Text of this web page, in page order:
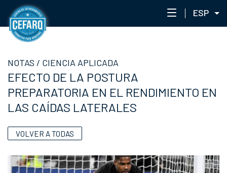
ESP
CENTRO
STAFF
ENTRENAMIENTO
EVENTOS
PORTAL ACADÉMICO
CEFARQLAB
NOTAS / CIENCIA APLICADA
EFECTO DE LA POSTURA
PREPARATORIA EN EL RENDIMIENTO EN
LAS CAÍDAS LATERALES
VOLVER A TODAS